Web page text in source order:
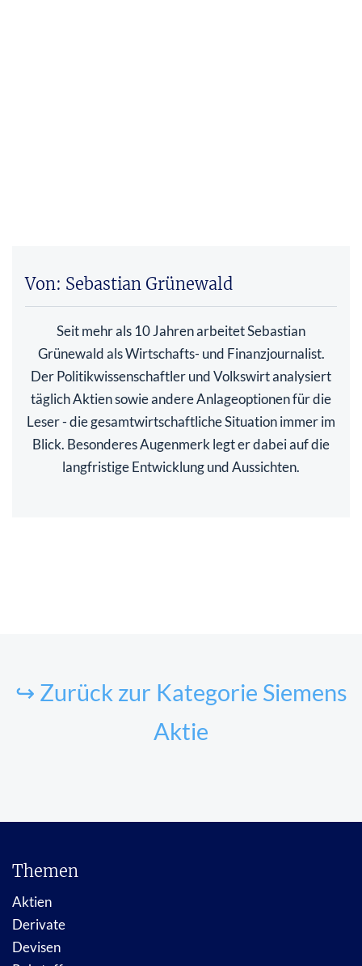
Von: Sebastian Grünewald
Seit mehr als 10 Jahren arbeitet Sebastian
Grünewald als Wirtschafts- und Finanzjournalist.
Der Politikwissenschaftler und Volkswirt analysiert
täglich Aktien sowie andere Anlageoptionen für die
Leser - die gesamtwirtschaftliche Situation immer im
Blick. Besonderes Augenmerk legt er dabei auf die
langfristige Entwicklung und Aussichten.
↪ Zurück zur Kategorie Siemens
Aktie
Themen
Aktien
Derivate
Devisen